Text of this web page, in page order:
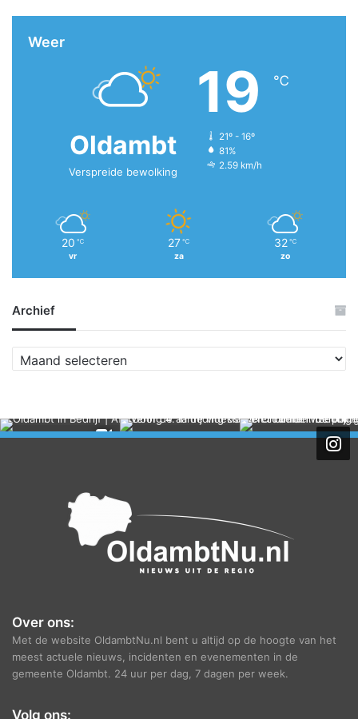
Weer
Oldambt
Verspreide bewolking
19 ℃
21º - 16º
81%
2.59 km/h
20 ℃
vr
27 ℃
za
32 ℃
zo
Archief
Archief
Over ons:
Met de website OldambtNu.nl bent u altijd op de hoogte van het
meest actuele nieuws, incidenten en evenementen in de
gemeente Oldambt. 24 uur per dag, 7 dagen per week.
Volg ons: